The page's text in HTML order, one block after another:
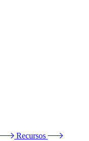
Recursos